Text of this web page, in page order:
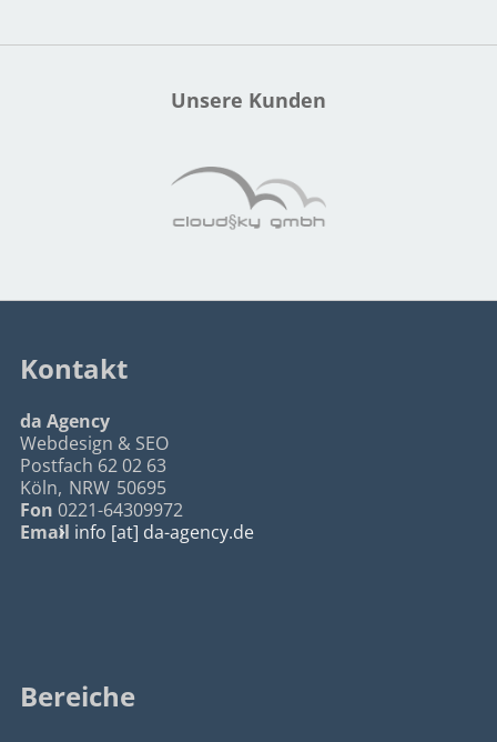
Unsere Kunden
Kontakt
da Agency
Webdesign & SEO
Postfach 62 02 63
Köln, NRW 50695
Fon 0221-64309972
Email info [at] da-agency.de
Bereiche